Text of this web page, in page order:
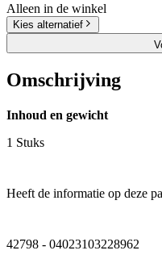
Alleen in de winkel
Kies alternatief
Omschrijving
Inhoud en gewicht
1 Stuks
Heeft de informatie op deze
42798 - 04023103228962